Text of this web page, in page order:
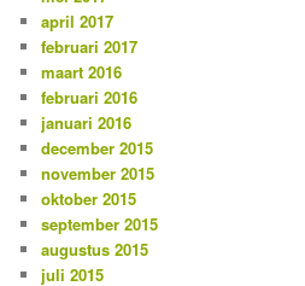
april 2017
februari 2017
maart 2016
februari 2016
januari 2016
december 2015
november 2015
oktober 2015
september 2015
augustus 2015
juli 2015